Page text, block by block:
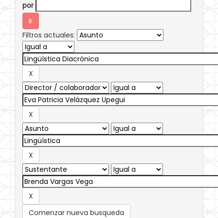
por
Filtros actuales:
Comenzar nueva busqueda